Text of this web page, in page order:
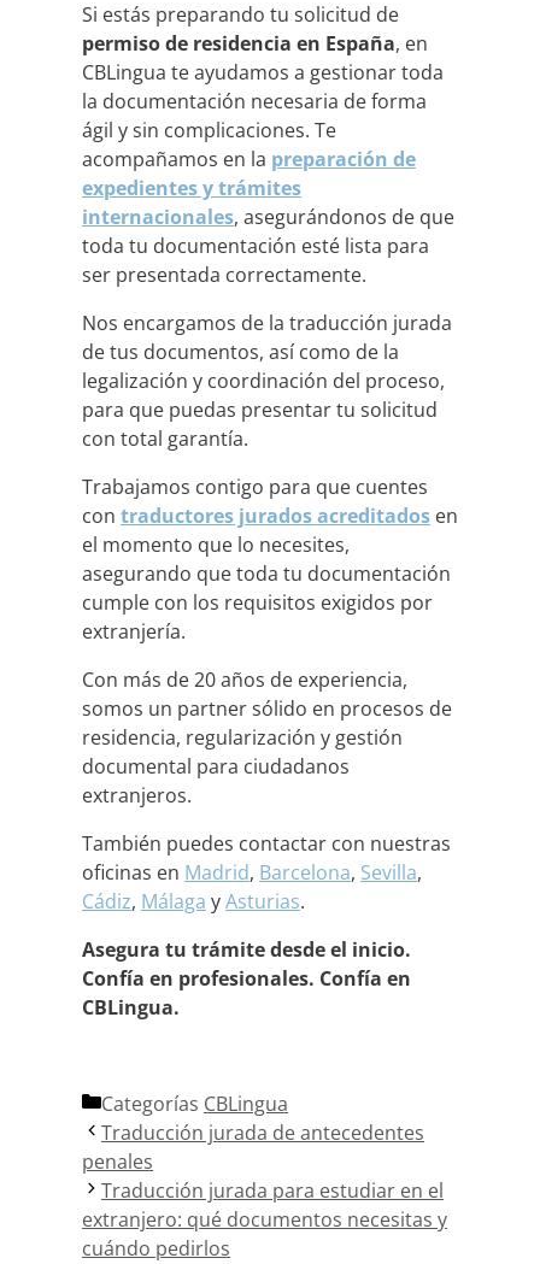
Si estás preparando tu solicitud de
permiso de residencia en España, en
CBLingua te ayudamos a gestionar toda
la documentación necesaria de forma
ágil y sin complicaciones. Te
acompañamos en la preparación de
expedientes y trámites
internacionales, asegurándonos de que
toda tu documentación esté lista para
ser presentada correctamente.
Nos encargamos de la traducción jurada
de tus documentos, así como de la
legalización y coordinación del proceso,
para que puedas presentar tu solicitud
con total garantía.
Trabajamos contigo para que cuentes
con traductores jurados acreditados en
el momento que lo necesites,
asegurando que toda tu documentación
cumple con los requisitos exigidos por
extranjería.
Con más de 20 años de experiencia,
somos un partner sólido en procesos de
residencia, regularización y gestión
documental para ciudadanos
extranjeros.
También puedes contactar con nuestras
oficinas en Madrid, Barcelona, Sevilla,
Cádiz, Málaga yAsturias.
Asegura tu trámite desde el inicio.
Confía en profesionales. Confía en
CBLingua.
Categorías CBLingua
Traducción jurada de antecedentes
penales
Traducción jurada para estudiar en el
extranjero: qué documentos necesitas y
cuándo pedirlos